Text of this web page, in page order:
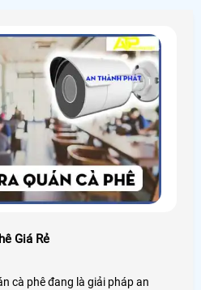
Giá Rẻ
cà phê đang là giải pháp an